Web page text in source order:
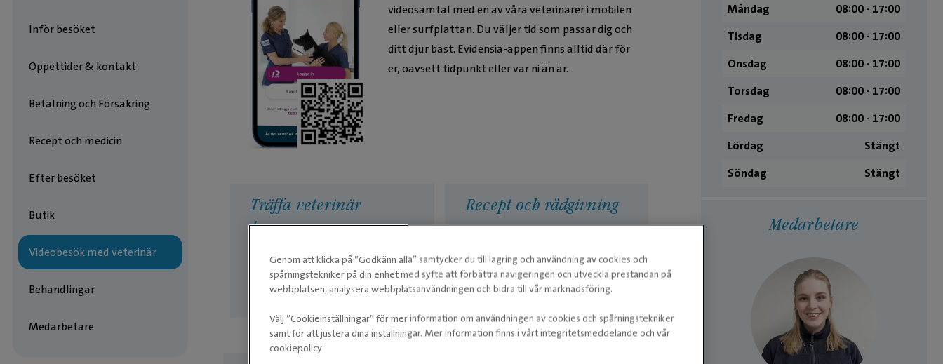
Inför besöket
Öppettider & kontakt
Betalning och Försäkring
Recept och medicin
Efter besöket
Butik
Videobesök med veterinär
Behandlingar
Medarbetare
videosamtal med en av våra veterinärer i mobilen
eller surfplattan. Du väljer tid som passar dig och
ditt djur bäst. Evidensia-appen finns alltid där för
er, oavsett tidpunkt eller var ni än är.
Träffa veterinär
hemma
Få snabb rådgivning av våra
onlineveterinärer. Vi bedömer
ditt djurs behov och guidar dig
Recept och rådgivning
appen. Om du skulle ha fler
frågor kan du enkelt boka ett
nytt besök i appen hos
Måndag
08:00 ­- 17:00
Tisdag
08:00 ­- 17:00
Onsdag
08:00 ­- 17:00
Torsdag
08:00 ­- 17:00
Fredag
08:00 ­- 17:00
Lördag
Stängt
Söndag
Stängt
Medarbetare
Genom att klicka på ”Godkänn alla” samtycker du till lagring och användning av cookies och
spårningstekniker på din enhet med syfte att förbättra navigeringen och utveckla prestandan på
webbplatsen, analysera webbplatsanvändningen och bidra till vår marknadsföring.
Välj ”Cookieinställningar” för mer information om användningen av cookies och spårningstekniker
samt för att justera dina inställningar. Mer information finns i vårt integritetsmeddelande och vår
cookiepolicy